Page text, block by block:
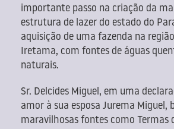
importante passo na criação da
estrutura de lazer do estado do
aquisição de uma fazenda na
Iretama, com fontes de águas
naturais.
Sr. Delcides Miguel, em uma
amor à sua esposa Jurema Miguel,
maravilhosas fontes como Termas